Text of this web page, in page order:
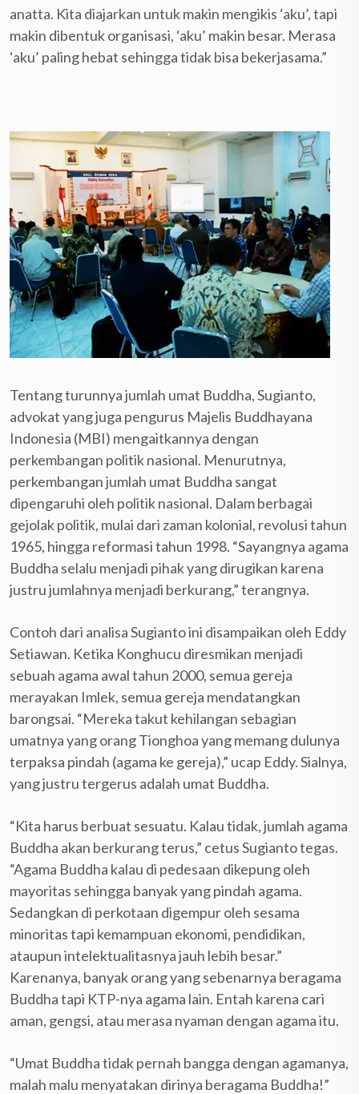
anatta. Kita diajarkan untuk makin mengikis ‘aku’, tapi
makin dibentuk organisasi, ‘aku’ makin besar. Merasa
‘aku’ paling hebat sehingga tidak bisa bekerjasama.”
Tentang turunnya jumlah umat Buddha, Sugianto,
advokat yang juga pengurus Majelis Buddhayana
Indonesia (MBI) mengaitkannya dengan
perkembangan politik nasional. Menurutnya,
perkembangan jumlah umat Buddha sangat
dipengaruhi oleh politik nasional. Dalam berbagai
gejolak politik, mulai dari zaman kolonial, revolusi tahun
1965, hingga reformasi tahun 1998. “Sayangnya agama
Buddha selalu menjadi pihak yang dirugikan karena
justru jumlahnya menjadi berkurang,” terangnya.
Contoh dari analisa Sugianto ini disampaikan oleh Eddy
Setiawan. Ketika Konghucu diresmikan menjadi
sebuah agama awal tahun 2000, semua gereja
merayakan Imlek, semua gereja mendatangkan
barongsai. “Mereka takut kehilangan sebagian
umatnya yang orang Tionghoa yang memang dulunya
terpaksa pindah (agama ke gereja),” ucap Eddy. Sialnya,
yang justru tergerus adalah umat Buddha.
“Kita harus berbuat sesuatu. Kalau tidak, jumlah agama
Buddha akan berkurang terus,” cetus Sugianto tegas.
“Agama Buddha kalau di pedesaan dikepung oleh
mayoritas sehingga banyak yang pindah agama.
Sedangkan di perkotaan digempur oleh sesama
minoritas tapi kemampuan ekonomi, pendidikan,
ataupun intelektualitasnya jauh lebih besar.”
Karenanya, banyak orang yang sebenarnya beragama
Buddha tapi KTP-nya agama lain. Entah karena cari
aman, gengsi, atau merasa nyaman dengan agama itu.
“Umat Buddha tidak pernah bangga dengan agamanya,
malah malu menyatakan dirinya beragama Buddha!”